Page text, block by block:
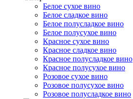
Белое сухое вино
Белое сладкое вино
Белое полусладкое вино
Белое полусухое вино
Красное сухое вино
Красное сладкое вино
Красное полусладкое вино
Красное полусухое вино
Розовое сухое вино
Розовое полусухое вино
Розовое полусладкое вино